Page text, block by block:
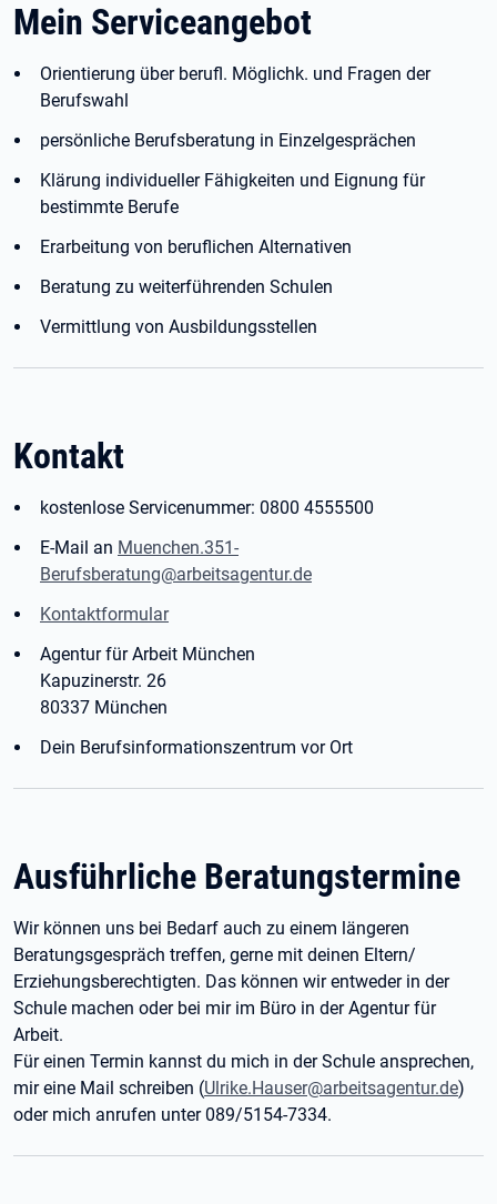
Mein Serviceangebot
Orientierung über berufl. Möglichk. und Fragen der
Berufswahl
persönliche Berufsberatung in Einzelgesprächen
Klärung individueller Fähigkeiten und Eignung für
bestimmte Berufe
Erarbeitung von beruflichen Alternativen
Beratung zu weiterführenden Schulen
Vermittlung von Ausbildungsstellen
Kontakt
kostenlose Servicenummer: 0800 4555500
E-Mail an Muenchen.351-
Berufsberatung@arbeitsagentur.de
Kontaktformular
Agentur für Arbeit München
Kapuzinerstr. 26
80337 München
Dein Berufsinformationszentrum vor Ort
Ausführliche Beratungstermine
Wir können uns bei Bedarf auch zu einem längeren
Beratungsgespräch treffen, gerne mit deinen Eltern/
Erziehungsberechtigten. Das können wir entweder in der
Schule machen oder bei mir im Büro in der Agentur für
Arbeit.
Für einen Termin kannst du mich in der Schule ansprechen,
mir eine Mail schreiben (Ulrike.Hauser@arbeitsagentur.de)
oder mich anrufen unter 089/5154-7334.